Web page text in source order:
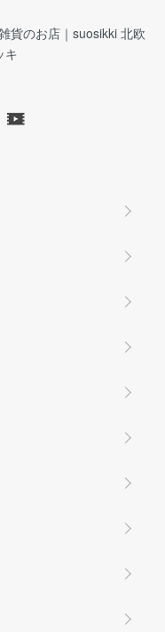
貨のお店｜suosikki 北欧
キ